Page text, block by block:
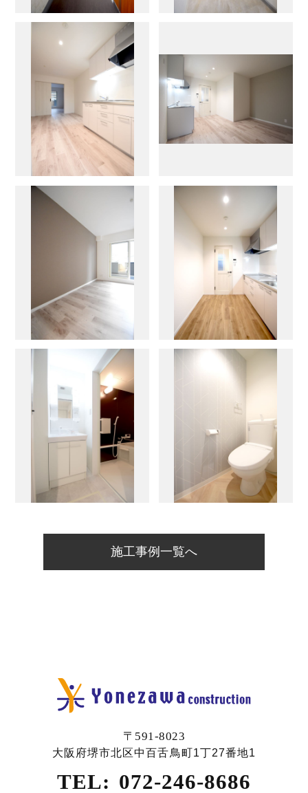
施工事例一覧へ
〒591-8023
大阪府堺市北区中百舌鳥町1丁27番地1
TEL: 072-246-8686